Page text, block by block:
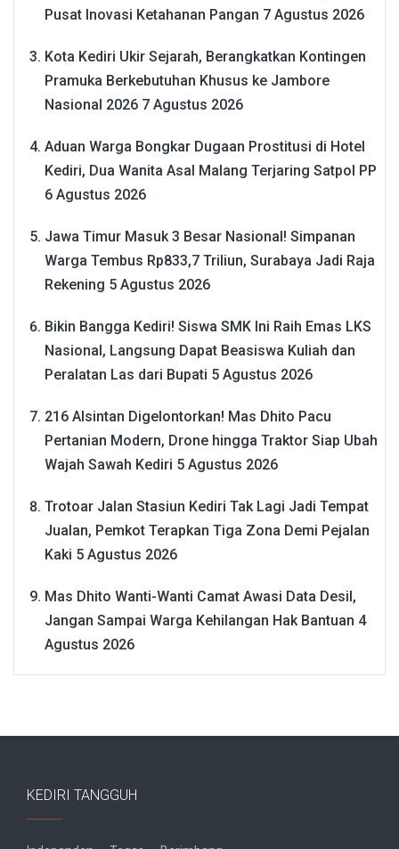
Pusat Inovasi Ketahanan Pangan 7 Agustus 2026
Kota Kediri Ukir Sejarah, Berangkatkan Kontingen
Pramuka Berkebutuhan Khusus ke Jambore
Nasional 2026 7 Agustus 2026
Aduan Warga Bongkar Dugaan Prostitusi di Hotel
Kediri, Dua Wanita Asal Malang Terjaring Satpol PP
6 Agustus 2026
Jawa Timur Masuk 3 Besar Nasional! Simpanan
Warga Tembus Rp833,7 Triliun, Surabaya Jadi Raja
Rekening 5 Agustus 2026
Bikin Bangga Kediri! Siswa SMK Ini Raih Emas LKS
Nasional, Langsung Dapat Beasiswa Kuliah dan
Peralatan Las dari Bupati 5 Agustus 2026
216 Alsintan Digelontorkan! Mas Dhito Pacu
Pertanian Modern, Drone hingga Traktor Siap Ubah
Wajah Sawah Kediri 5 Agustus 2026
Trotoar Jalan Stasiun Kediri Tak Lagi Jadi Tempat
Jualan, Pemkot Terapkan Tiga Zona Demi Pejalan
Kaki 5 Agustus 2026
Mas Dhito Wanti-Wanti Camat Awasi Data Desil,
Jangan Sampai Warga Kehilangan Hak Bantuan 4
Agustus 2026
KEDIRI TANGGUH